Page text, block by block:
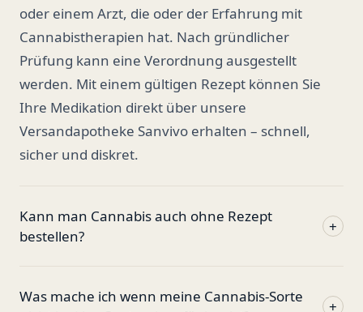
oder einem Arzt, die oder der Erfahrung mit
Cannabistherapien hat. Nach gründlicher
Prüfung kann eine Verordnung ausgestellt
werden. Mit einem gültigen Rezept können Sie
Ihre Medikation direkt über unsere
Versandapotheke Sanvivo erhalten – schnell,
sicher und diskret.
Kann man Cannabis auch ohne Rezept
bestellen?
+
Was mache ich wenn meine Cannabis-Sorte
+